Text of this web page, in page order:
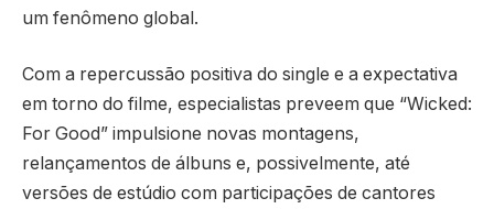
um fenômeno global.
Com a repercussão positiva do single e a expectativa
em torno do filme, especialistas preveem que “Wicked:
For Good” impulsione novas montagens,
relançamentos de álbuns e, possivelmente, até
versões de estúdio com participações de cantores